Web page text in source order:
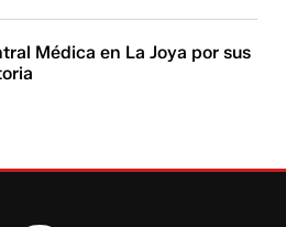
Médica en La Joya por sus